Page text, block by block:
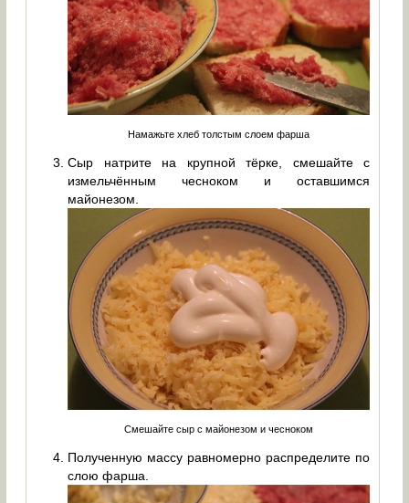
Намажьте хлеб толстым слоем фарша
Сыр натрите на крупной тёрке, смешайте с
измельчённым чесноком и оставшимся
майонезом.
Смешайте сыр с майонезом и чесноком
Полученную массу равномерно распределите по
слою фарша.